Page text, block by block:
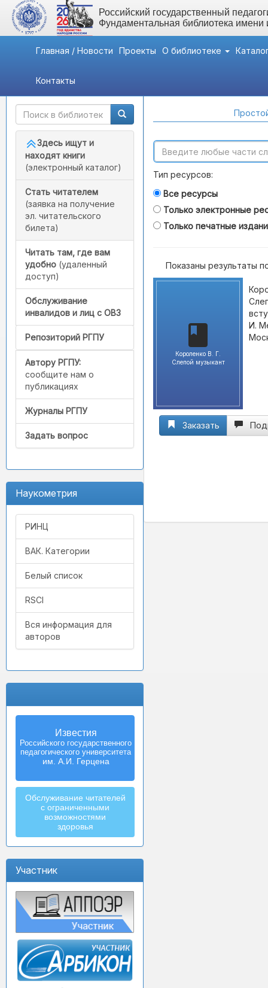
Российский государственный
Фундаментальная библиотека
Главная / Новости Проекты О библиотеке
Контакты
Быстрый доступ
Здесь ищут и
находят книги
(электронный каталог)
Стать читателем
(заявка на получение
эл. читательского
билета)
Читать там, где вам
удобно (удаленный
доступ)
Обслуживание
инвалидов и лиц с ОВЗ
Репозиторий РГПУ
Автору РГПУ:
сообщите нам о
публикациях
Журналы РГПУ
Задать вопрос
Наукометрия
РИНЦ
ВАК. Категории
Белый список
RSCI
Вся информация для
авторов
Известия
Российского государственного
педагогического университета
им. А.И. Герцена
Izvestia:
Herzen University
Journal of
Humanities & Sciences
Обслуживание читателей
с ограниченными
возможностями
здоровья
Участник
Тип ресурсов:
Все ресурсы
Только электронные
Только печатные
Показаны результаты
Короленко В. Г.
Слепой музыкант
И.
Заказать